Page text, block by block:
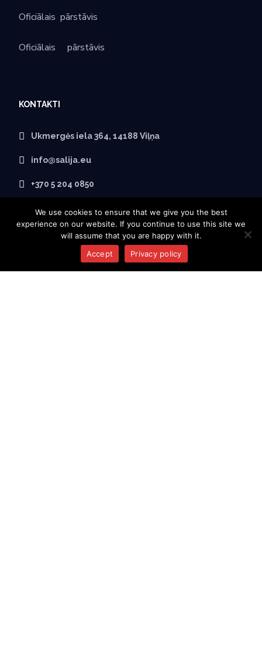
Oficiālais pārstāvis
Oficiālais pārstāvis
KONTAKTI
Ukmergės iela 364, 14188 Viļņa
info@salija.eu
+370 5 204 0850
We use cookies to ensure that we give you the best
experience on our website. If you continue to use this site we
will assume that you are happy with it.
Accept
Privacy policy